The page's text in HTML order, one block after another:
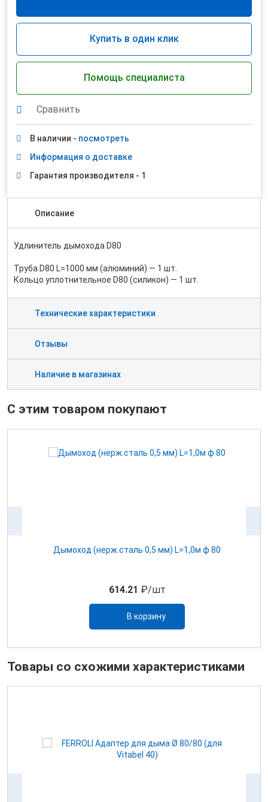
Купить в один клик
Помощь специалиста
Сравнить
В наличии - посмотреть
Информация о доставке
Гарантия производителя - 1
Описание
Удлинитель дымохода D80
Труба D80 L=1000 мм (алюминий) — 1 шт.
Кольцо уплотнительное D80 (силикон) — 1 шт.
Технические характеристики
Отзывы
Наличие в магазинах
С этим товаром покупают
Дымоход (нерж.сталь 0,5 мм) L=1,0м ф 80
614.21 ₽/шт
В корзину
Товары со схожими характеристиками